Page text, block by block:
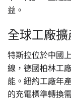
益。
全球工廠
特斯拉位於中國
線，德國柏林工
能。紐約工廠年
的充電標準轉換